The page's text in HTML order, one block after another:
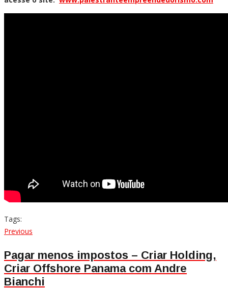
Tags:
Navegação
de
Post
Previous
Pagar menos impostos – Criar Holding,
Criar Offshore Panama com Andre
Bianchi